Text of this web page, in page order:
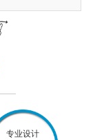
专业设计